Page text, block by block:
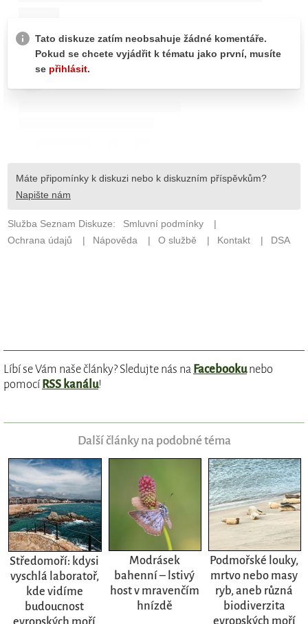
Líbí se Vám naše články? Sledujte nás na Facebookunebo
pomocí RSS kanálu!
Další články na podobné téma
Středomoří: kdysi
vyschlá laboratoř,
kde vidíme
budoucnost
Modrásek
bahenní – lstivý
host v mravenčím
hnízdě
Podmořské louky,
mrtvo nebo masy
ryb, aneb různá
biodiverzita
evropských moří